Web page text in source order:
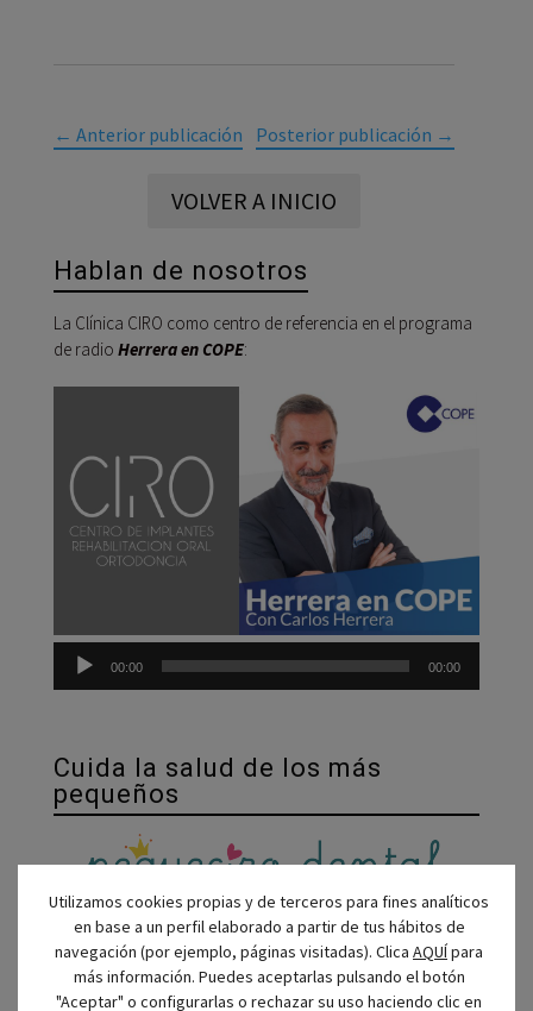
← Anterior publicación Posterior publicación →
VOLVER A INICIO
Hablan de nosotros
La Clínica CIRO como centro de referencia en el programa
de radio Herrera en COPE:
00:00 00:00
Cuida la salud de los más
pequeños
Conoce nuestro espacio único para cuidar la salud
bucodental de los niños.
Utilizamos cookies propias y de terceros para fines analíticos
en base a un perfil elaborado a partir de tus hábitos de
navegación (por ejemplo, páginas visitadas). Clica AQUÍpara
más información. Puedes aceptarlas pulsando el botón
"Aceptar" o configurarlas o rechazar su uso haciendo clic en